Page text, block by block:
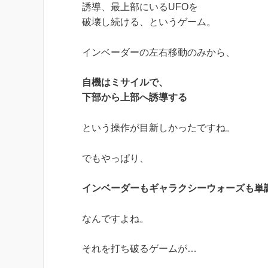
誘導、最上部にいるUFOを
破壊し続ける、というゲーム。
インベーダーの左右移動のみから、
自機はミサイルで、
下部から上部へ誘導する
という操作が目新しかったですね。
でもやっぱり、
インベーダーもギャラクシーウォーズも単
なんですよね。
それを打ち破るゲームが…